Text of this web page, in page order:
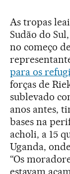
As tropas
Sudão do
no começo
para os
forças de
sublevado
anos antes,
bases na
acholi, a 15
Uganda,
“Os
estavam